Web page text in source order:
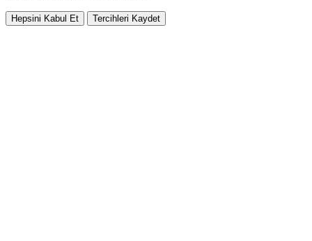
Hepsini Kabul Et Tercihleri Kaydet